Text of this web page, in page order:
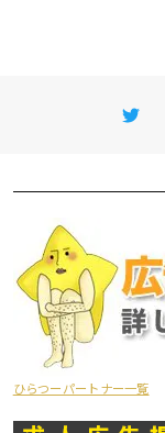
ひらつーパートナー一覧